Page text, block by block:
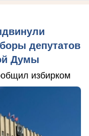
депутатов
Думы
избирком